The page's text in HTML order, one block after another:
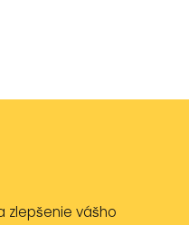
zlepšenie vášho